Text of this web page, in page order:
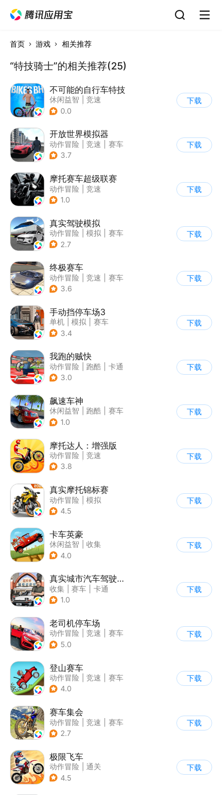
首页 游戏 相关推荐
“特技骑士”的相关推荐(25)
不可能的自行车特技
休闲益智
竞速
| 自行车
0.0
下载
开放世界模拟器
动作冒险 竞速
赛车
| 开放世界
3.7
下载
摩托赛车超级联赛
动作冒险
竞速
| 摩托车
1.0
下载
真实驾驶模拟
动作冒险 模拟
赛车
| 漂移
2.7
下载
终极赛车
动作冒险 竞速
赛车
3.6
下载
手动挡停车场3
单机 模拟
赛车
| 开放世界
3.4
下载
我跑的贼快
动作冒险 跑酷
卡通
3.0
下载
飙速车神
休闲益智 跑酷
赛车
| 漂移
1.0
下载
摩托达人：增强版
动作冒险
竞速
| 摩托车
3.8
下载
真实摩托锦标赛
动作冒险
模拟
| 摩托车
4.5
下载
卡车英豪
休闲益智
收集
4.0
下载
真实城市汽车驾驶3D
收集 赛车
卡通
| 竞速
1.0
下载
老司机停车场
动作冒险 竞速
赛车
| 写实
5.0
下载
登山赛车
动作冒险 竞速
赛车
| 卡通
4.0
下载
赛车集会
动作冒险 竞速
赛车
| 写实
2.7
下载
极限飞车
动作冒险
通关
| 摩托车
4.5
下载